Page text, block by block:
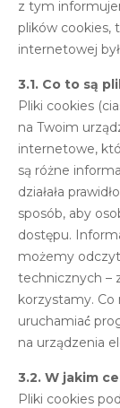
z tym
plików cookies,
internetowej
3.1. Co to są
Pliki cookies
na Twoim
internetowe,
są różne
działała
sposób, aby
dostępu.
możemy
technicznych –
korzystamy. Co
uruchamiać́
na urządzenia
3.2. W jakim
Pliki cookies